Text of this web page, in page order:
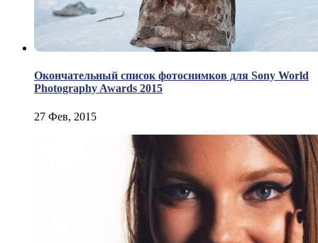
Окончательный список фотоснимков для Sony World
Photography Awards 2015
27 Фев, 2015